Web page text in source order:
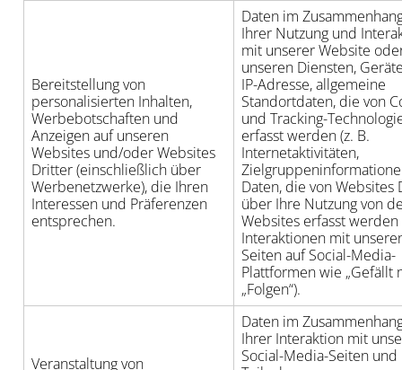
Bereitstellung von
personalisierten Inhalten,
Werbebotschaften und
Anzeigen auf unseren
Websites und/oder Websites
Dritter (einschließlich über
Werbenetzwerke), die Ihren
Interessen und Präferenzen
entsprechen.
Daten im
Ihrer Nutzung und
mit unserer Website
unseren Diensten,
IP-Adresse, allgemeine
Standortdaten, die von
und Tracking-
erfasst werden (z. B.
Internetaktivitäten,
Daten, die von Websites
über Ihre Nutzung von
Websites erfasst werden
Interaktionen mit
Seiten auf Social-Media-
Plattformen wie „Gefällt
„Folgen“).
Veranstaltung von
Daten im
Ihrer Interaktion mit
Social-Media-Seiten und